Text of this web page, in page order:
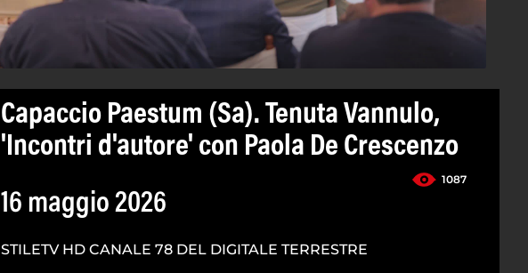
Capaccio Paestum (Sa). Tenuta Vannulo,
'Incontri d'autore' con Paola De Crescenzo
1087
16 maggio 2026
STILETV HD CANALE 78 DEL DIGITALE TERRESTRE